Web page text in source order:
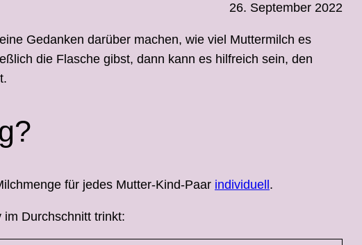
26. September 2022
Gedanken darüber machen, wie viel Muttermilch es
die Flasche gibst, dann kann es hilfreich sein, den
für jedes Mutter-Kind-Paar individuell .
Durchschnitt trinkt: